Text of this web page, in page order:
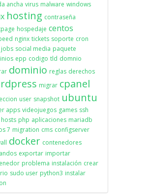
ancha virus malware windows
hosting contraseña
hospedaje centos
nginx tickets soporte cron
jobs social media paquete
epp codigo tld domnio
dominio reglas derechos
migrar cpanel
user snapshot ubuntu
apps videojuegos games ssh
hosts php aplicaciones mariadb
7 migration cms configserver
docker contenedores
exportar importar
problema instalación crear
sudo user python3 instalar